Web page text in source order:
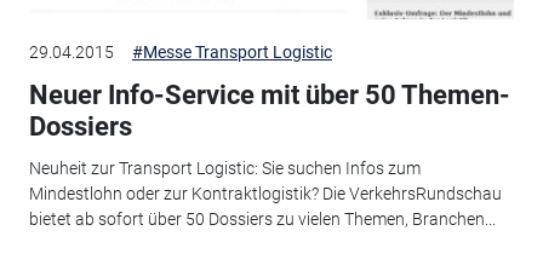
29.04.2015 #Messe Transport Logistic
Neuer Info-Service mit über 50 Themen-
Dossiers
Neuheit zur Transport Logistic: Sie suchen Infos zum
Mindestlohn oder zur Kontraktlogistik? Die VerkehrsRundschau
bietet ab sofort über 50 Dossiers zu vielen Themen, Branchen...